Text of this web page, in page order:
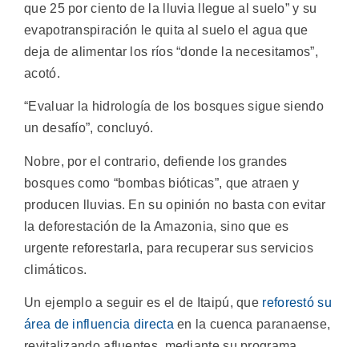
que 25 por ciento de la lluvia llegue al suelo” y su
evapotranspiración le quita al suelo el agua que
deja de alimentar los ríos “donde la necesitamos”,
acotó.
“Evaluar la hidrología de los bosques sigue siendo
un desafío”, concluyó.
Nobre, por el contrario, defiende los grandes
bosques como “bombas bióticas”, que atraen y
producen lluvias. En su opinión no basta con evitar
la deforestación de la Amazonia, sino que es
urgente reforestarla, para recuperar sus servicios
climáticos.
Un ejemplo a seguir es el de Itaipú, que reforestó su
área de influencia directa en la cuenca paranaense,